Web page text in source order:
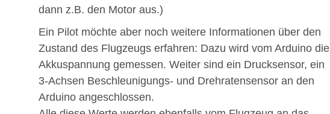
dann z.B. den Motor aus.)
Ein Pilot möchte aber noch weitere Informationen über den
Zustand des Flugzeugs erfahren: Dazu wird vom Arduino die
Akkuspannung gemessen. Weiter sind ein Drucksensor, ein
3-Achsen Be­schleunigungs- und Drehratensensor an den
Arduino angeschlossen.